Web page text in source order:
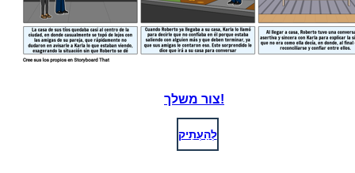
צור משלך!
לְהַעְתִיק